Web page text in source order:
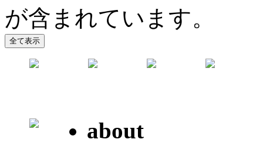
が含まれています。
about